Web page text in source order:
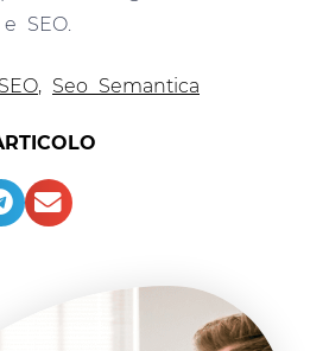
e SEO.
SEO, Seo Semantica